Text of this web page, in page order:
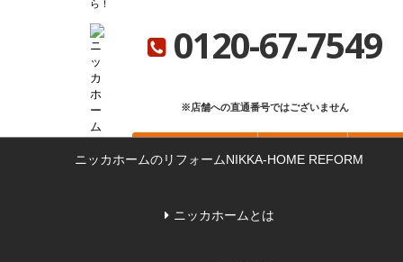
ニッカホーム総合サイト
ら
0120-67-7549
※店舗への直通番号ではございません
ニッカホームのリフォームNIKKA-HOME REFORM
ニッカホームとは